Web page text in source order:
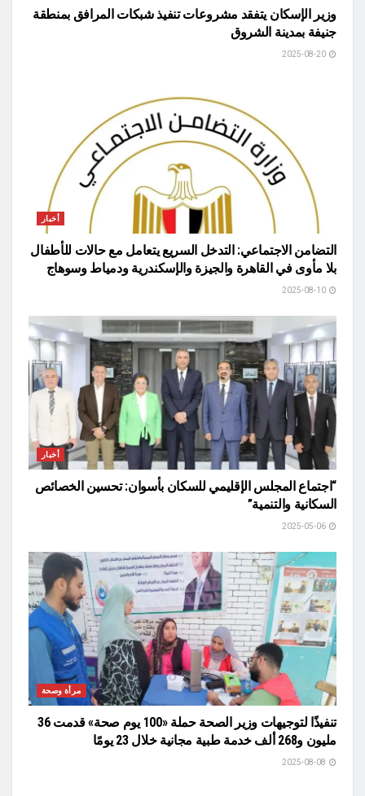
وزير الإسكان يتفقد مشروعات تنفيذ شبكات المرافق بمنطقة
جنيفة بمدينة الشروق
أخبار
التضامن الاجتماعي: التدخل السريع يتعامل مع حالات للأطفال
بلا مأوى في القاهرة والجيزة والإسكندرية ودمياط وسوهاج
أخبار
“اجتماع المجلس الإقليمي للسكان بأسوان: تحسين الخصائص
السكانية والتنمية”
مرأة وصحة
تنفيذًا لتوجيهات وزير الصحة حملة «100 يوم صحة» قدمت 36
مليون و268 ألف خدمة طبية مجانية خلال 23 يومًا